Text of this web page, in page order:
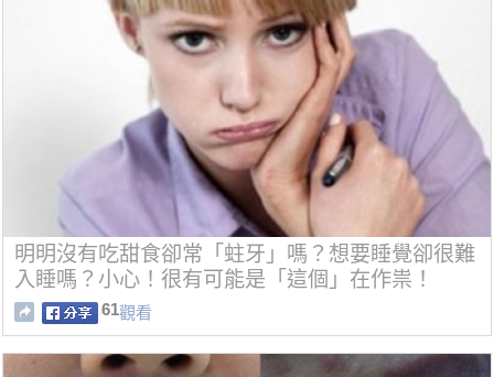
明明沒有吃甜食卻常「蛀牙」嗎？想要睡覺卻很難
入睡嗎？小心！很有可能是「這個」在作祟！
61觀看